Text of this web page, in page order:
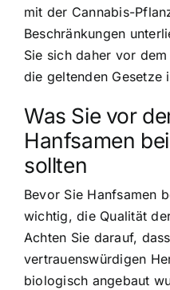
mit der Cannabis-
Beschränkungen
Sie sich daher vor
die geltenden Gesetze
Was Sie vor
Hanfsamen
sollten
Bevor Sie Hanfsamen
wichtig, die Qualität
Achten Sie darauf,
vertrauenswürdigen
biologisch angebaut